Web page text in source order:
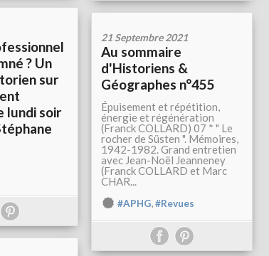
? Un
sur
lundi soir
21 Septembre 2021
Au sommaire
d'Historiens &
Géographes n°455
Épuisement et répétition,
énergie et régénération
(Franck COLLARD) 07 * " Le
rocher de Süsten ". Mémoires,
1942-1982. Grand entretien
avec Jean-Noël Jeanneney
(Franck COLLARD et Marc
CHAR...
#APHG,#Revues